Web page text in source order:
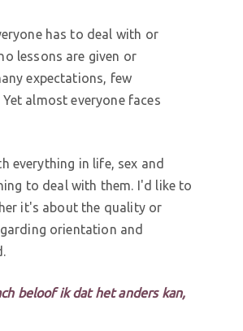
has to deal with or
lessons are given or
expectations, few
almost everyone faces
everything in life, sex and
to deal with them. I'd like to
it's about the quality or
orientation and
beloof ik dat het anders kan,